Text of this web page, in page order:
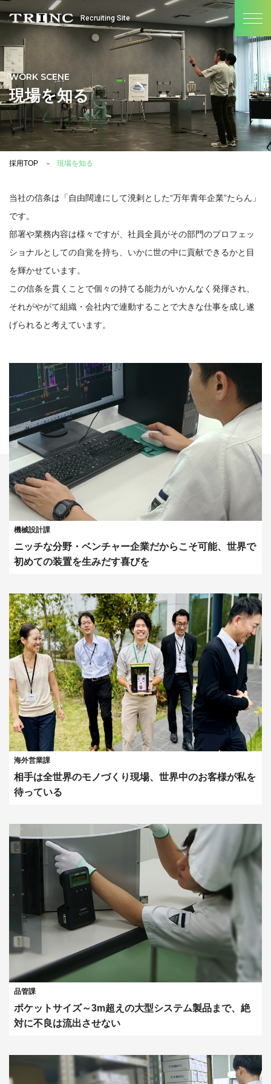
Recruiting Site
WORK SCENE
現場を知る
採用TOP 現場を知る
当社の信条は「自由闊達にして溌剌とした“万年青年企業”たらん」
です。
部署や業務内容は様々ですが、社員全員がその部門のプロフェッ
ショナルとしての自覚を持ち、いかに世の中に貢献できるかと目
を輝かせています。​
この信条を貫くことで個々の持てる能力がいかんなく発揮され、
それがやがて組織・会社内で連動することで大きな仕事を成し遂
げられると考えています。​
機械設計課
ニッチな分野・ベンチャー企業だからこそ可能、世界で
初めての装置を生みだす喜びを
海外営業課
相手は全世界のモノづくり現場、世界中のお客様が私を
待っている
品管課
ポケットサイズ～3m超えの大型システム製品まで、絶
対に不良は流出させない